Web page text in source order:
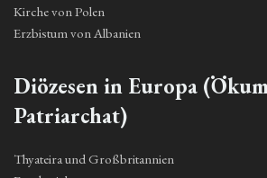
Kirche von Polen
Erzbistum von Albanien
Diözesen in Europa
Patriarchat)
Thyateira und Großbritannien